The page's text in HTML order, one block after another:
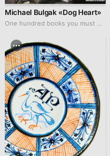
Michael Bulgak «Dog Heart»
One hundred books you must watch